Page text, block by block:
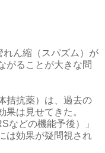
れん縮（スパズム）が
がることが大きな問
拮抗薬）は、過去の
果は見せてきた。
などの機能予後）」
は効果が疑問視され